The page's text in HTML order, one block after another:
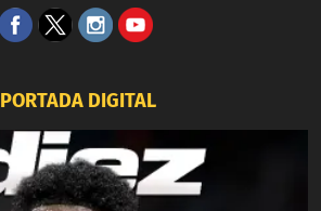
PORTADA DIGITAL